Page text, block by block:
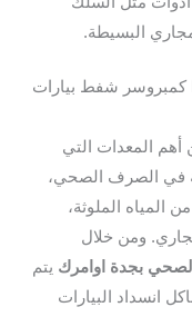
البسيطة.
شفط بيارات
التي
الصحي،
الملوثة،
ومن خلال
اوامركيتم
البيارات